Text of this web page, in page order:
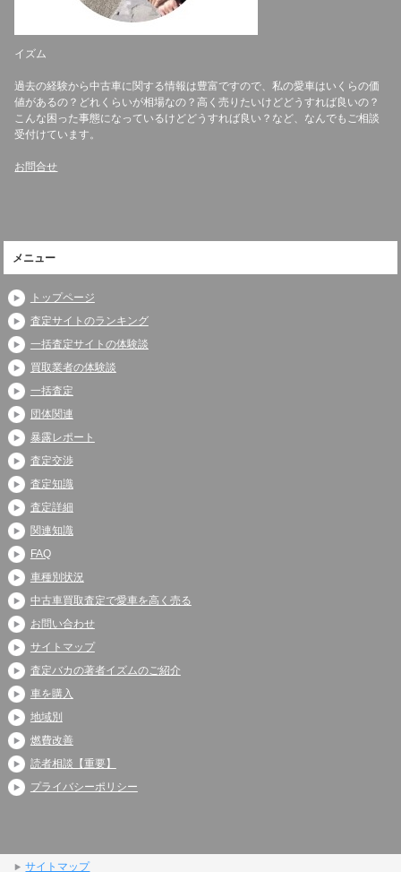
イズム
過去の経験から中古車に関する情報は豊富ですので、私の愛車はいくらの価
値があるの？どれくらいが相場なの？高く売りたいけどどうすれば良いの？
こんな困った事態になっているけどどうすれば良い？など、なんでもご相談
受付けています。
お問合せ
メニュー
トップページ
査定サイトのランキング
一括査定サイトの体験談
買取業者の体験談
一括査定
団体関連
暴露レポート
査定交渉
査定知識
査定詳細
関連知識
FAQ
車種別状況
中古車買取査定で愛車を高く売る
お問い合わせ
サイトマップ
査定バカの著者イズムのご紹介
車を購入
地域別
燃費改善
読者相談【重要】
プライバシーポリシー
サイトマップ